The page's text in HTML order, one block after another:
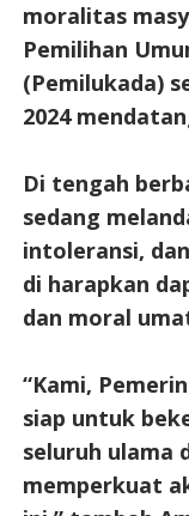
moralitas
Pemilihan
(Pemilukada)
2024
Di tengah
sedang
intoleransi,
di harapkan
dan moral
“Kami,
siap untuk
seluruh ulama
memperkuat